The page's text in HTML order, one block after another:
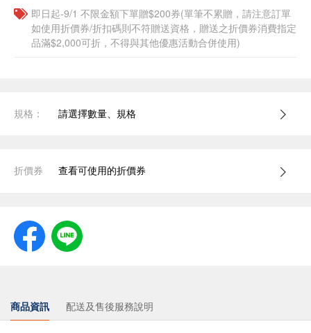
即日起-9/1 不限金額下單贈$200券(單筆不累贈，請注意訂單
如使用折價券/折扣碼則不符贈送資格，贈送之折價券消費指定
品滿$2,000可折，不得與其他優惠活動合併使用)
規格： 請選擇數量、規格
折價券 查看可使用的折價券
商品資訊 配送及售後服務說明